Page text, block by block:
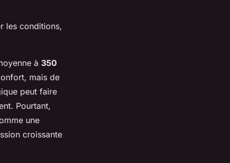
les conditions,
à 350
mais de
peut faire
Pourtant,
une
croissante